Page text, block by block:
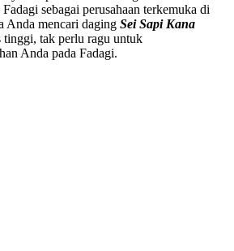
sebagai perusahaan terkemuka di
Anda mencari daging Sei Sapi Kana
tinggi, tak perlu ragu untuk
Anda pada Fadagi.